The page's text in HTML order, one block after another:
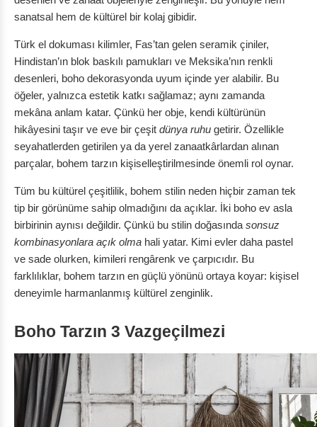
sanatsal hem de kültürel bir kolaj gibidir.
Türk el dokuması kilimler, Fas’tan gelen seramik çiniler,
Hindistan’ın blok baskılı pamukları ve Meksika’nın renkli
desenleri, boho dekorasyonda uyum içinde yer alabilir. Bu
öğeler, yalnızca estetik katkı sağlamaz; aynı zamanda
mekâna anlam katar. Çünkü her obje, kendi kültürünün
hikâyesini taşır ve eve bir çeşit dünya ruhu getirir. Özellikle
seyahatlerden getirilen ya da yerel zanaatkârlardan alınan
parçalar, bohem tarzın kişiselleştirilmesinde önemli rol oynar.
Tüm bu kültürel çeşitlilik, bohem stilin neden hiçbir zaman tek
tip bir görünüme sahip olmadığını da açıklar. İki boho ev asla
birbirinin aynısı değildir. Çünkü bu stilin doğasında sonsuz
kombinasyonlara açık olma hali yatar. Kimi evler daha pastel
ve sade olurken, kimileri rengârenk ve çarpıcıdır. Bu
farklılıklar, bohem tarzın en güçlü yönünü ortaya koyar: kişisel
deneyimle harmanlanmış kültürel zenginlik.
Boho Tarzın 3 Vazgeçilmezi